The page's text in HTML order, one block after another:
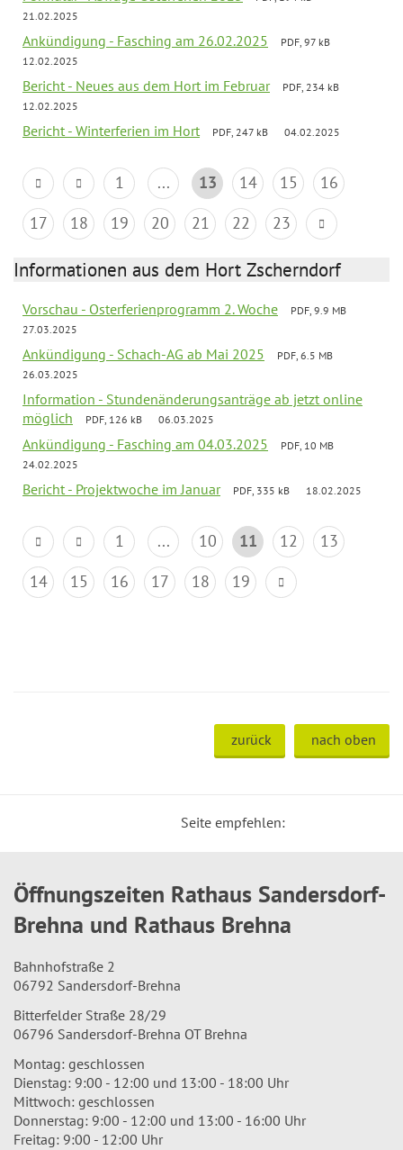
21.02.2025
Ankündigung - Fasching am 26.02.2025
PDF, 97 kB
12.02.2025
Bericht - Neues aus dem Hort im Februar
PDF, 234 kB
12.02.2025
Bericht - Winterferien im Hort PDF, 247 kB 04.02.2025
1 ... 13 14 15
16
17
18 19 20 21 22 23
Informationen aus dem Hort Zscherndorf
Vorschau - Osterferienprogramm 2. Woche
PDF, 9.9 MB
27.03.2025
Ankündigung - Schach-AG ab Mai 2025
PDF, 6.5 MB
26.03.2025
Information - Stundenänderungsanträge ab jetzt online
möglich
PDF, 126 kB 06.03.2025
Ankündigung - Fasching am 04.03.2025
PDF, 10 MB
24.02.2025
Bericht - Projektwoche im Januar PDF, 335 kB 18.02.2025
1 ... 10 11 12
13
14
15 16 17 18 19
zurück nach oben
Seite empfehlen:
Öffnungszeiten Rathaus Sandersdorf-
Brehna und Rathaus Brehna
Bahnhofstraße 2
06792 Sandersdorf-Brehna
Bitterfelder Straße 28/29
06796 Sandersdorf-Brehna OT Brehna
Montag: geschlossen
Dienstag: 9:00 - 12:00 und 13:00 - 18:00 Uhr
Mittwoch: geschlossen
Donnerstag: 9:00 - 12:00 und 13:00 - 16:00 Uhr
Freitag: 9:00 - 12:00 Uhr